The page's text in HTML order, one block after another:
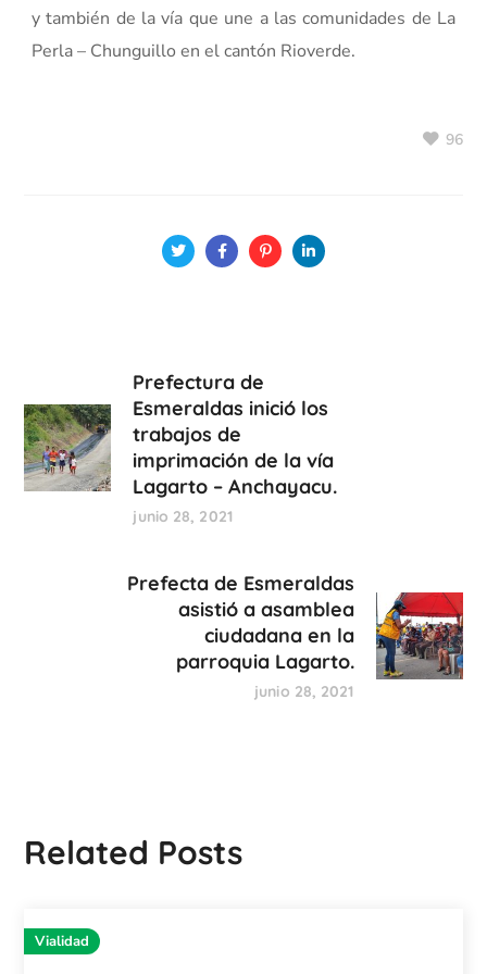
y también de la vía que une a las comunidades de La
Perla – Chunguillo en el cantón Rioverde.
96
Prefectura de
Esmeraldas inició los
trabajos de
imprimación de la vía
Lagarto – Anchayacu.
junio 28, 2021
Prefecta de Esmeraldas
asistió a asamblea
ciudadana en la
parroquia Lagarto.
junio 28, 2021
Related Posts
Vialidad